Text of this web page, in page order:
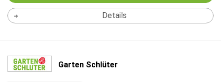
Details
Garten Schlüter